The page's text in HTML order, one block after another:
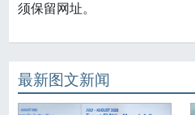
须保留网址。
最新图文新闻